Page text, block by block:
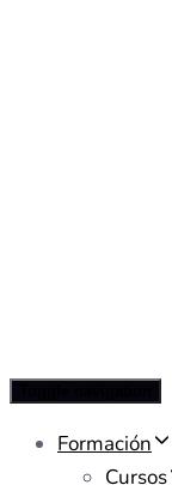
Formación
Cursos